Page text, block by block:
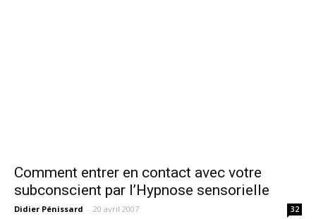
Comment entrer en contact avec votre
subconscient par l’Hypnose sensorielle
Didier Pénissard - 20 avril 2007 32